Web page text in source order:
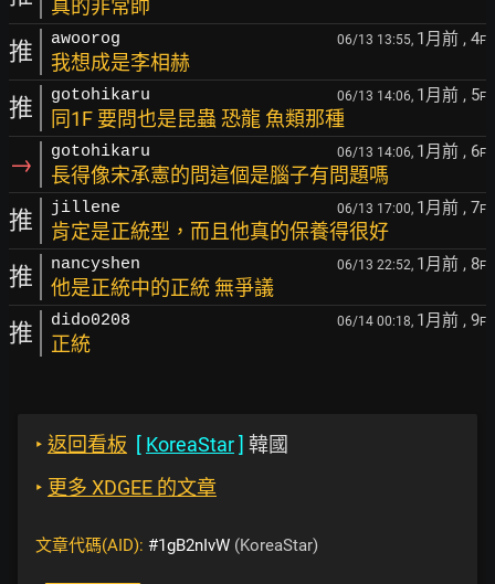
真的非常帥
推 awoorog 06/13 13:55, 1月前 , 4F
我想成是李相赫
推 gotohikaru 06/13 14:06, 1月前 , 5F
同1F 要問也是昆蟲 恐龍 魚類那種
→ gotohikaru 06/13 14:06, 1月前 , 6F
長得像宋承憲的問這個是腦子有問題嗎
推 jillene 06/13 17:00, 1月前 , 7F
肯定是正統型，而且他真的保養得很好
推 nancyshen 06/13 22:52, 1月前 , 8F
他是正統中的正統 無爭議
推 dido0208 06/14 00:18, 1月前 , 9F
正統
‣ 返回看板 [ KoreaStar] 韓國
‣ 更多 XDGEE 的文章
文章代碼(AID): #1gB2nIvW (KoreaStar)